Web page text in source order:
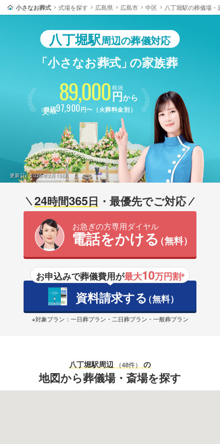
小さなお葬式 式場を探す 広島県 広島市 中区 八丁堀駅の葬儀場・
八丁堀駅周辺の葬儀対応
「小さなお葬式」の家族葬
更新日：2026年2月13日
89,000 税抜
円から
税込97,900円〜（火葬料金別）
24時間365日 ・最優先でご対応
お急ぎの方専用ダイヤル
電話をかける（無料）
お申込みで葬儀費用が最大10万円割※
資料請求する（無料）
※対象プラン：一日葬プラン・二日葬プラン・一般葬プラン
八丁堀駅周辺 （48件） の
地図から葬儀場・斎場を探す